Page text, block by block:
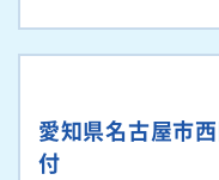
愛知県名古屋市
付